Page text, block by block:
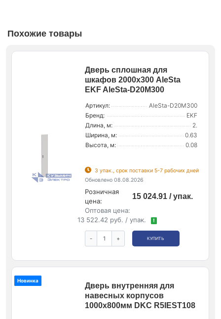
Похожие товары
Дверь сплошная для
шкафов 2000х300 AleSta
EKF AleSta-D20M300
Артикул:
AleSta-D20M300
Бренд:
EKF
Длина, м:
2.
Ширина, м:
0.63
Высота, м:
0.08
3 упак., срок поставки 5-7 рабочих дней
Обновлено 08.08.2026
Розничная
цена:
15 024.91 / упак.
Оптовая цена:
13 522.42 руб. / упак.
!
- + КУПИТЬ
Новинка
Дверь внутренняя для
навесных корпусов
1000х800мм DKC R5IEST108